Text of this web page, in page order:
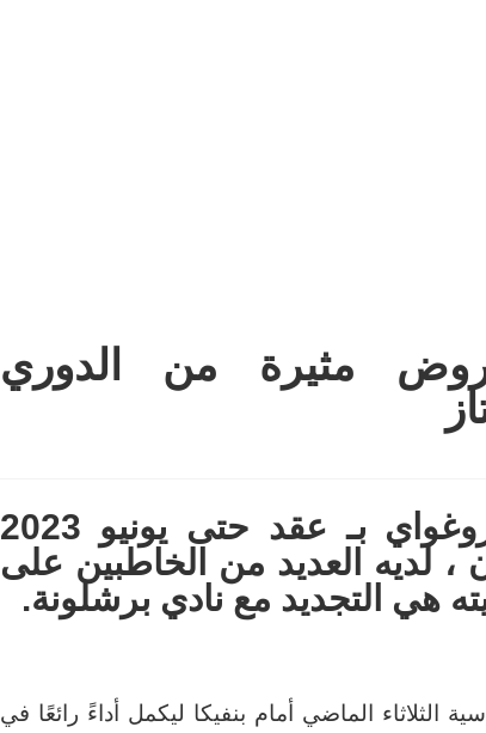
مثيرة من الدوري
قلب دفاع أوروغواي بـ عقد حتى يونيو 2023
مليون ، لديه العديد من الخاطبين على
هي التجديد مع نادي برشلونة.
الثلاثاء الماضي أمام بنفيكا ليكمل أداءً رائعًا في